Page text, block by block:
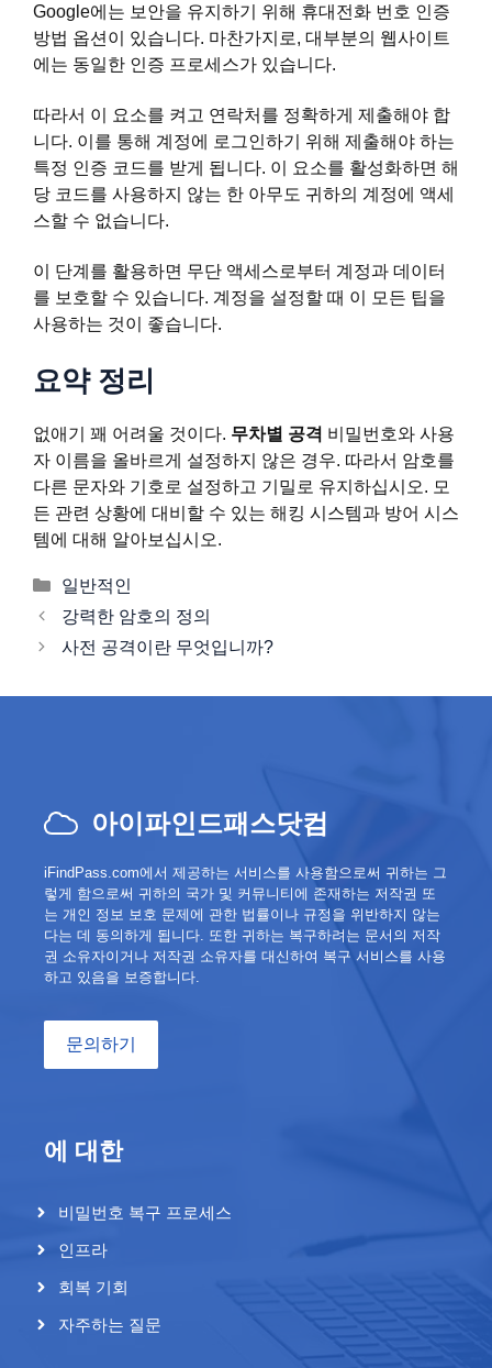
Google에는 보안을 유지하기 위해 휴대전화 번호 인증
방법 옵션이 있습니다. 마찬가지로, 대부분의 웹사이트
에는 동일한 인증 프로세스가 있습니다.
따라서 이 요소를 켜고 연락처를 정확하게 제출해야 합
니다. 이를 통해 계정에 로그인하기 위해 제출해야 하는
특정 인증 코드를 받게 됩니다. 이 요소를 활성화하면 해
당 코드를 사용하지 않는 한 아무도 귀하의 계정에 액세
스할 수 없습니다.
이 단계를 활용하면 무단 액세스로부터 계정과 데이터
를 보호할 수 있습니다. 계정을 설정할 때 이 모든 팁을
사용하는 것이 좋습니다.
요약 정리
없애기 꽤 어려울 것이다. 무차별 공격 비밀번호와 사용
자 이름을 올바르게 설정하지 않은 경우. 따라서 암호를
다른 문자와 기호로 설정하고 기밀로 유지하십시오. 모
든 관련 상황에 대비할 수 있는 해킹 시스템과 방어 시스
템에 대해 알아보십시오.
카
테
리
일반적인
게
시
탐
강력한 암호의 정의
사전 공격이란 무엇입니까?
아이파인드패스닷컴
iFindPass.com에서 제공하는 서비스를 사용함으로써 귀하는 그
렇게 함으로써 귀하의 국가 및 커뮤니티에 존재하는 저작권 또
는 개인 정보 보호 문제에 관한 법률이나 규정을 위반하지 않는
다는 데 동의하게 됩니다. 또한 귀하는 복구하려는 문서의 저작
권 소유자이거나 저작권 소유자를 대신하여 복구 서비스를 사용
하고 있음을 보증합니다.
문의하기
에 대한
비밀번호 복구 프로세스
인프라
회복 기회
자주하는 질문